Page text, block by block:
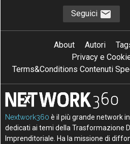
Seguici
About Autori
Privacy e
Terms&Conditions Contenuti
Nextwork360 è il più grande network
dedicati ai temi della Trasformazione
Imprenditoriale. Ha la missione di